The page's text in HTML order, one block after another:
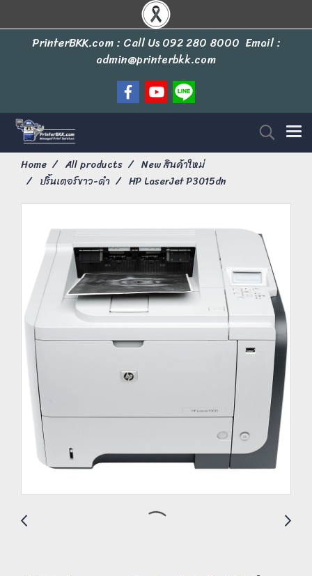
PrinterBKK.com : Call Us092 280 8000 Email :
admin@printerbkk.com
Home All products
New สินค้าใหม่
ปริ้นเตอร์ขาว-ดำ
HP LaserJet P3015dn